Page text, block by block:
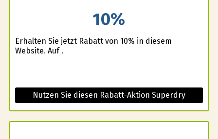
10%
Erhalten Sie jetzt Rabatt von 10% in diesem
Website. Auf .
Nutzen Sie diesen Rabatt-Aktion Superdry